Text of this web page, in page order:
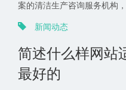
案的清洁生产咨询服务机构
认定的能源审计资质，
新闻动态
简述什么样网站
最好的